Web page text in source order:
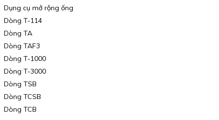
Dụng cụ mở rộng ống
Dòng T-114
Dòng TA
Dòng TAF3
Dòng T-1000
Dòng T-3000
Dòng TSB
Dòng TCSB
Dòng TCB